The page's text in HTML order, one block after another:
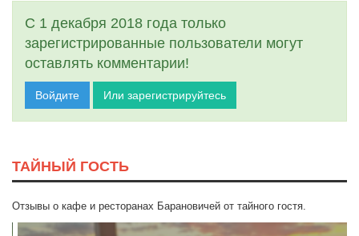
С 1 декабря 2018 года только
зарегистрированные пользователи могут
оставлять комментарии!
Войдите Или зарегистрируйтесь
ТАЙНЫЙ ГОСТЬ
Отзывы о кафе и ресторанах Барановичей от тайного гостя.